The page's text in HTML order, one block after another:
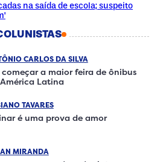
na saída de escola; suspeito
CARLOS DA SILVA
começar a maior feira de ônibus
Latina
TAVARES
é uma prova de amor
MIRANDA